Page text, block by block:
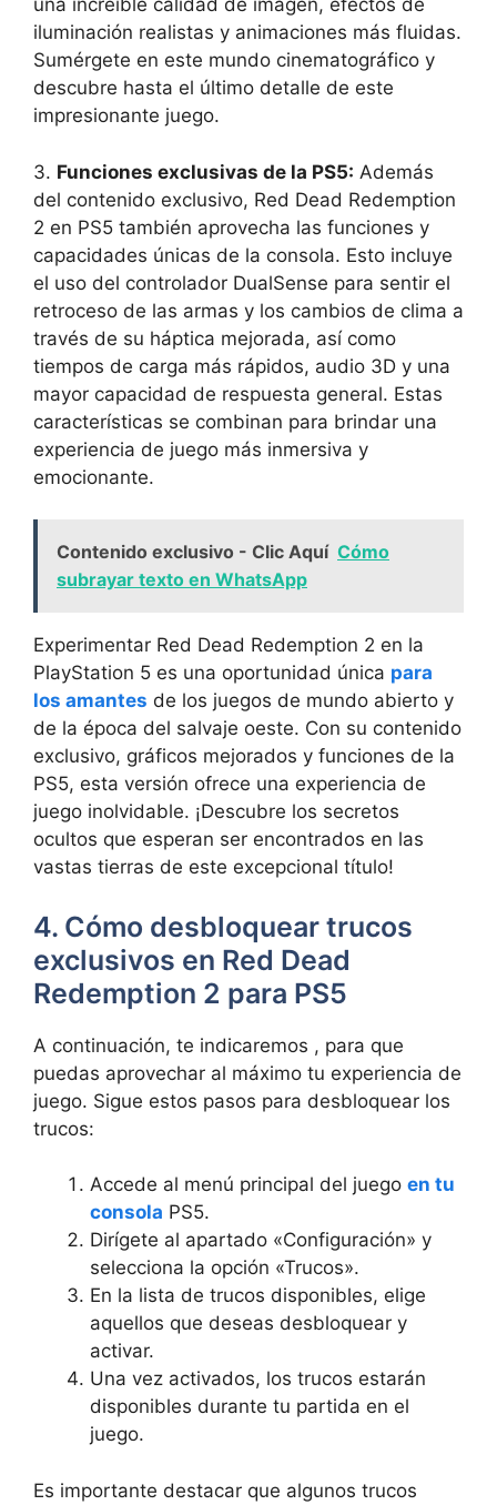
una increíble calidad de imagen, efectos de
iluminación realistas y animaciones más fluidas.
Sumérgete en este mundo cinematográfico y
descubre hasta el último detalle de este
impresionante juego.
3. Funciones exclusivas de la PS5: Además
del contenido exclusivo, Red Dead Redemption
2 en PS5 también aprovecha las funciones y
capacidades únicas de la consola. Esto incluye
el uso del controlador DualSense para sentir el
retroceso de las armas y los cambios de clima a
través de su háptica mejorada, así como
tiempos de carga más rápidos, audio 3D y una
mayor capacidad de respuesta general. Estas
características se combinan para brindar una
experiencia de juego más inmersiva y
emocionante.
Contenido exclusivo - Clic Aquí Cómo
subrayar texto en WhatsApp
Experimentar Red Dead Redemption 2 en la
PlayStation 5 es una oportunidad única para
los amantes de los juegos de mundo abierto y
de la época del salvaje oeste. Con su contenido
exclusivo, gráficos mejorados y funciones de la
PS5, esta versión ofrece una experiencia de
juego inolvidable. ¡Descubre los secretos
ocultos que esperan ser encontrados en las
vastas tierras de este excepcional título!
4. Cómo desbloquear trucos
exclusivos en Red Dead
Redemption 2 para PS5
A continuación, te indicaremos , para que
puedas aprovechar al máximo tu experiencia de
juego. Sigue estos pasos para desbloquear los
trucos:
Accede al menú principal del juego en tu
consola PS5.
Dirígete al apartado «Configuración» y
selecciona la opción «Trucos».
En la lista de trucos disponibles, elige
aquellos que deseas desbloquear y
activar.
Una vez activados, los trucos estarán
disponibles durante tu partida en el
juego.
Es importante destacar que algunos trucos